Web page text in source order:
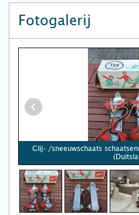
Fotogalerij
Glij- /sneeuwschaats